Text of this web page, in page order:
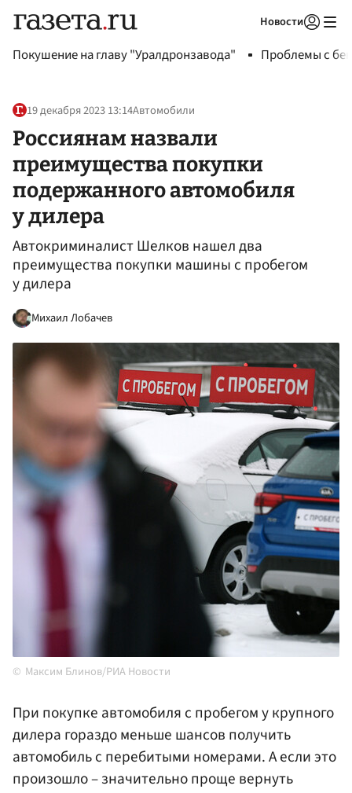
Новости
Покушение на главу "Уралдронзавода" Проблемы с
19 декабря 2023 13:14Автомобили
Россиянам назвали
преимущества покупки
подержанного автомобиля
у дилера
Автокриминалист Шелков нашел два
преимущества покупки машины с пробегом
у дилера
Михаил Лобачев
Максим Блинов/РИА Новости
При покупке автомобиля с пробегом у крупного
дилера гораздо меньше шансов получить
автомобиль с перебитыми номерами. А если это
произошло – значительно проще вернуть